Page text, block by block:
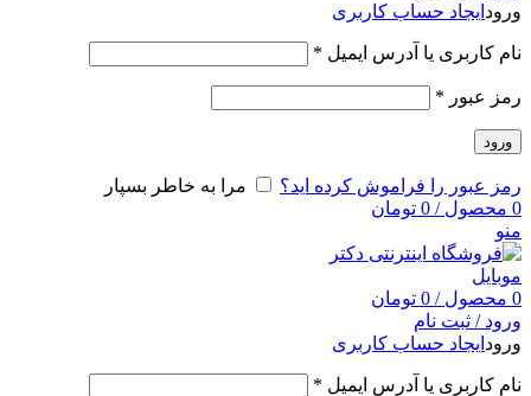
ورود ایجاد حساب کاربری
نام کاربری یا آدرس ایمیل *
رمز عبور *
ورود
رمز عبور را فراموش کرده اید؟
مرا به خاطر بسپار
0 محصول /
0 تومان
منو
0 محصول /
0 تومان
ورود / ثبت نام
ورود ایجاد حساب کاربری
نام کاربری یا آدرس ایمیل *